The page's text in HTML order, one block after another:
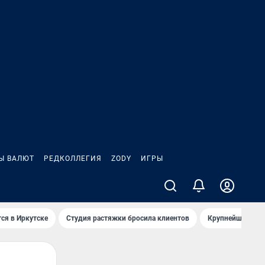
ВАЛЮТ РЕДКОЛЛЕГИЯ ZODY ИГРЫ
в Иркутске Студия растяжки бросила клиентов Крупнейшие